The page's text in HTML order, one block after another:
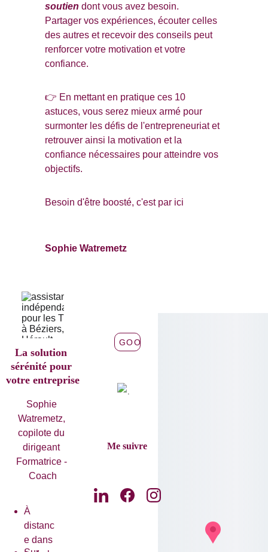
soutien dont vous avez besoin.
Partager vos expériences, écouter celles
des autres et recevoir des conseils peut
renforcer votre motivation et votre
confiance.
👉 En mettant en pratique ces 10
astuces, vous serez mieux armé pour
surmonter les défis de l'entrepreneuriat et
retrouver ainsi la motivation et la
confiance nécessaires pour atteindre vos
objectifs.
Besoin d'être boosté, c'est par ici
Sophie Watremetz
La solution
sérénité pour
votre entreprise
Sophie
Watremetz,
copilote du
dirigeant
Formatrice -
Coach
À
distanc
e dans
Me suivre
AVIS GOOGLE